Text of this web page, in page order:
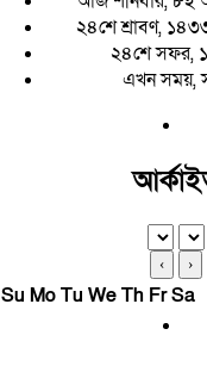
২৪শে শ্রাবণ, ১৪৩৩
২৪শে সফর,
এখন সময়,
‹ ›
Su MoTu WeTh FrSa